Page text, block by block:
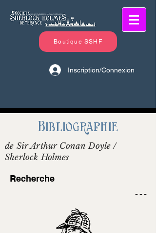
Boutique SSHF
Inscription/Connexion
Bibliographie
de Sir Arthur Conan Doyle /
Sherlock Holmes
Recherche
- - -